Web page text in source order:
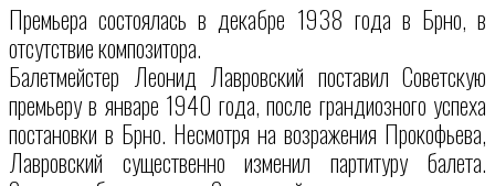
Премьера состоялась в декабре 1938 года в Брно, в
отсутствие композитора.
Балетмейстер Леонид Лавровский поставил Советскую
премьеру в январе 1940 года, после грандиозного успеха
постановки в Брно. Несмотря на возражения Прокофьева,
Лавровский существенно изменил партитуру балета.